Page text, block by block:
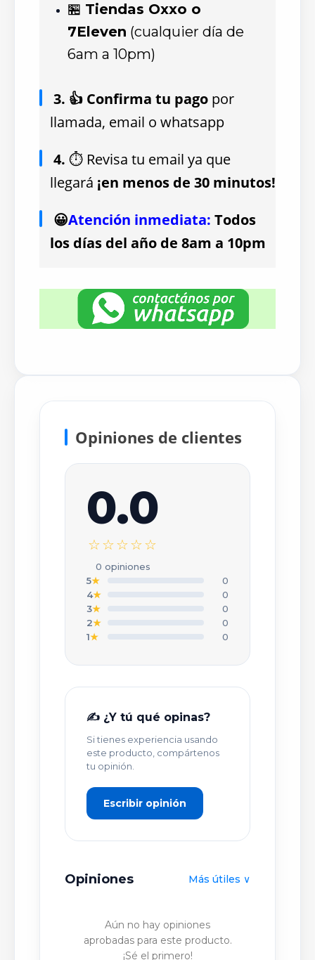
🏪 Tiendas Oxxo o
7Eleven (cualquier día de
6am a 10pm)
3. 👍 Confirma tu pago por
llamada, email o whatsapp
4. ⏱ Revisa tu email ya que
llegará ¡en menos de 30 minutos!
😀Atención inmediata: Todos
los días del año de 8am a 10pm
Opiniones de clientes
0.0
☆☆☆☆☆
0 opiniones
5★
0
4★
0
3★
0
2★
0
1★ 0
✍️ ¿Y tú qué opinas?
Si tienes experiencia usando
este producto, compártenos
tu opinión.
Escribir opinión
Opiniones Más útiles ∨
Aún no hay opiniones
aprobadas para este producto.
¡Sé el primero!
Escribir tu opinión
CALIFICACIÓN *
★
★
TU NOMBRE O APODO *
TU OPINIÓN DETALLADA *